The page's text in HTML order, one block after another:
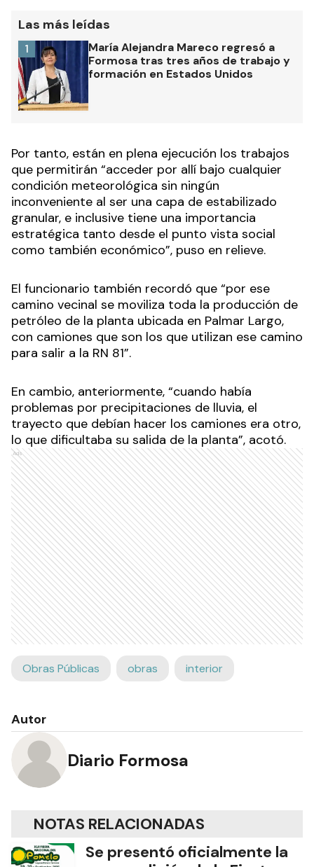
Las más leídas
María Alejandra Mareco regresó a
Formosa tras tres años de trabajo y
formación en Estados Unidos
1
Por tanto, están en plena ejecución los trabajos
que permitirán “acceder por allí bajo cualquier
condición meteorológica sin ningún
inconveniente al ser una capa de estabilizado
granular, e inclusive tiene una importancia
estratégica tanto desde el punto vista social
como también económico”, puso en relieve.
El funcionario también recordó que “por ese
camino vecinal se moviliza toda la producción de
petróleo de la planta ubicada en Palmar Largo,
con camiones que son los que utilizan ese camino
para salir a la RN 81”.
En cambio, anteriormente, “cuando había
problemas por precipitaciones de lluvia, el
trayecto que debían hacer los camiones era otro,
lo que dificultaba su salida de la planta”, acotó.
Ads
Obras Públicas obras interior
Autor
Diario Formosa
NOTAS RELACIONADAS
Se presentó oficialmente la